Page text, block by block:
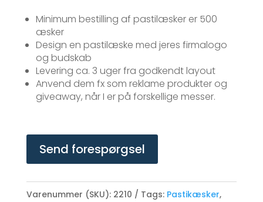
Minimum bestilling af pastilæsker er 500
æsker
Design en pastilæske med jeres firmalogo
og budskab
Levering ca. 3 uger fra godkendt layout
Anvend dem fx som reklame produkter og
giveaway, når I er på forskellige messer.
Send forespørgsel
Varenummer (SKU): 2210 Tags: Pastikæsker,